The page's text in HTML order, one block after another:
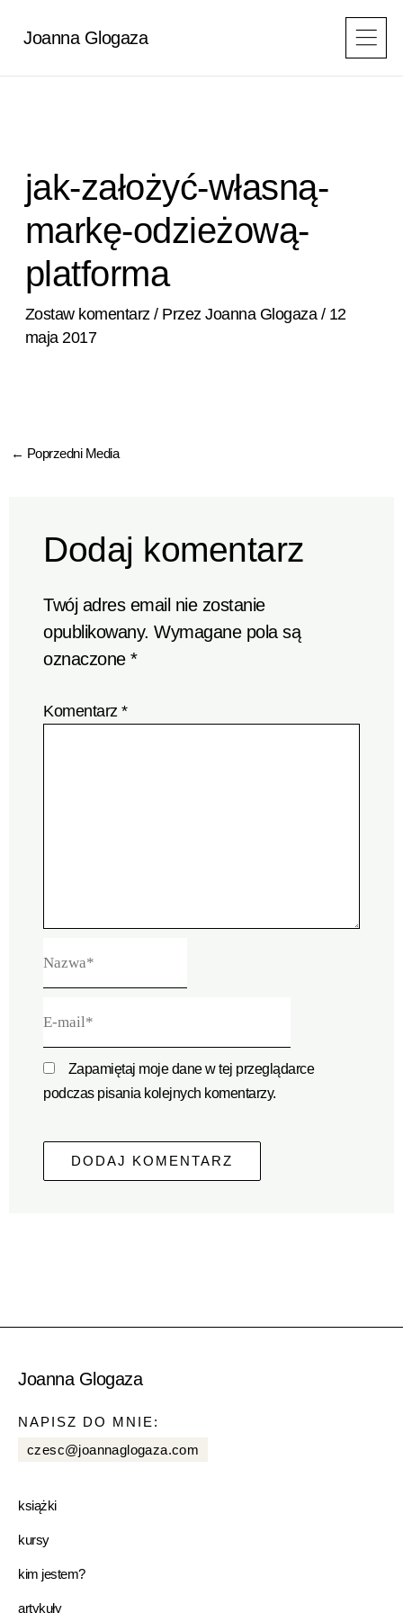
Joanna Glogaza
jak-założyć-własną-
markę-odzieżową-
platforma
Zostaw komentarz / PrzezJoanna Glogaza / 12
maja 2017
← Poprzedni Media
Dodaj komentarz
Twój adres email nie zostanie
opublikowany. Wymagane pola są
oznaczone*
Komentarz*
mail*
Zapamiętaj moje dane w tej przeglądarce
podczas pisania kolejnych komentarzy.
Joanna Glogaza
NAPISZ DO MNIE:
czesc@joannaglogaza.com
książki
kursy
kim jestem?
artykuły